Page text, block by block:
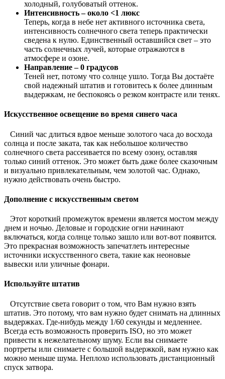
холодный, голубоватый оттенок.
Интенсивность – около <1 люкс
Теперь, когда в небе нет активного источника света,
интенсивность солнечного света теперь практически
сведена к нулю. Единственный оставшийся свет – это
часть солнечных лучей, которые отражаются в
атмосфере и озоне.
Направление – 0 градусов
Теней нет, потому что солнце ушло. Тогда Вы достаёте
свой надежный штатив и готовитесь к более длинным
выдержкам, не беспокоясь о резком контрасте или тенях.
Искусственное освещение во время синего часа
Синий час длиться вдвое меньше золотого часа до восхода
солнца и после заката, так как небольшое количество
солнечного света рассеивается по всему озону, оставляя
только синий оттенок. Это может быть даже более сказочным
и визуально привлекательным, чем золотой час. Однако,
нужно действовать очень быстро.
Дополнение с искусственным светом
Этот короткий промежуток времени является мостом между
днем ​​и ночью. Деловые и городские огни начинают
включаться, когда солнце только зашло или вот-вот появится.
Это прекрасная возможность запечатлеть интересные
источники искусственного света, такие как неоновые
вывески или уличные фонари.
Используйте штатив
Отсутствие света говорит о том, что Вам нужно взять
штатив. Это потому, что вам нужно будет снимать на длинных
выдержках. Где-нибудь между 1/60 секунды и медленнее.
Всегда есть возможность проверить ISO, но это может
привести к нежелательному шуму. Если вы снимаете
портреты или снимаете с большой выдержкой, вам нужно как
можно меньше шума. Неплохо использовать дистанционный
спуск затвора.